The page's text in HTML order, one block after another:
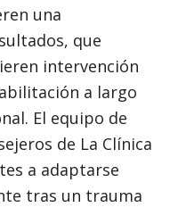
una
que
intervención
a largo
El equipo de
de La Clínica
a adaptarse
tras un trauma